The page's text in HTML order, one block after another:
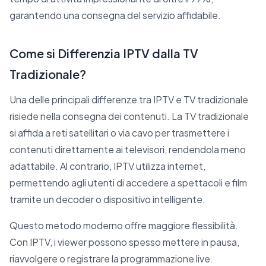
garantendo una consegna del servizio affidabile.
Come si Differenzia IPTV dalla TV
Tradizionale?
Una delle principali differenze tra IPTV e TV tradizionale
risiede nella consegna dei contenuti. La TV tradizionale
si affida a reti satellitari o via cavo per trasmettere i
contenuti direttamente ai televisori, rendendola meno
adattabile. Al contrario, IPTV utilizza internet,
permettendo agli utenti di accedere a spettacoli e film
tramite un decoder o dispositivo intelligente.
Questo metodo moderno offre maggiore flessibilità.
Con IPTV, i viewer possono spesso mettere in pausa,
riavvolgere o registrare la programmazione live.